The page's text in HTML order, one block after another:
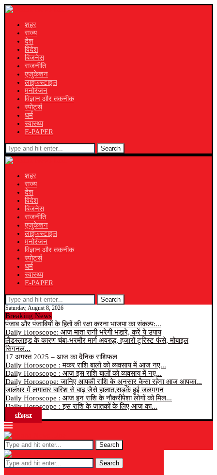
शहर
राज्य
देश
विदेश
बिजनेस
राजनीति
एजुकेशन
लाइफस्टाइल
मनोरंजन
विज्ञान और तकनीक
स्पोर्ट्स
धर्म
स्वास्थ्य
E-PAPER
Search
शहर
राज्य
देश
विदेश
बिजनेस
राजनीति
एजुकेशन
लाइफस्टाइल
मनोरंजन
विज्ञान और तकनीक
स्पोर्ट्स
धर्म
स्वास्थ्य
E-PAPER
Search
Saturday, August 8, 2026
Breaking News
पंजाब और पंजाबियों के हितों की रक्षा करना भाजपा का संकल्प:...
Daily Horoscope: आज माता रानी भरेगी भंडारे, करें ये उपाय
लैंडस्लाइड के कारण चंबा-भरमौर मार्ग अवरुद्ध, हजारों टूरिस्ट फंसे, मोबाइल
सिगनल...
17 अगस्त 2025 – आज का दैनिक राशिफल
Daily Horoscope : मकर राशि बालों को व्यवसाय में आज नए...
Daily Horoscope : आज इस राशि बालों को व्यवसाय में नए...
Daily Horoscope: जानिए आपकी राशि के अनुसार कैसा रहेगा आज आपका...
जालंधर में लगातार बारिश से बाढ़ जैसे हालात,सड़कें हुई जलमगन
Daily Horoscope : आज इन राशि के नौकरीपेशा लोगों को मिल...
Daily Horoscope : इस राशि के जातकों के लिए आज का...
ePaper
Search
Search